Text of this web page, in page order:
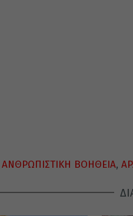
ΑΝΘΡΩΠΙΣΤΙΚΗ ΒΟΗΘΕΙΑ,